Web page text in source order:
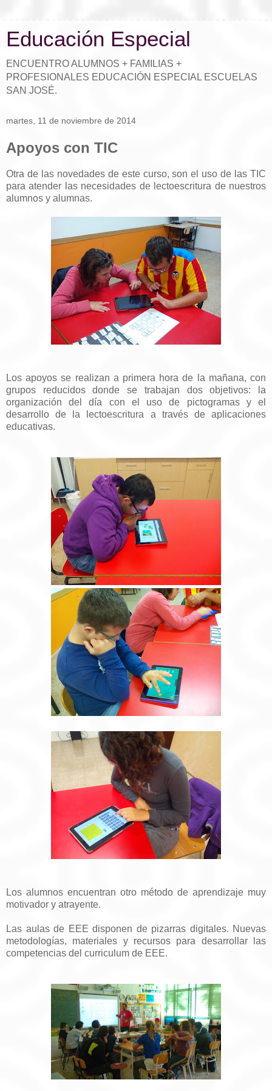
Educación Especial
ENCUENTRO ALUMNOS + FAMILIAS +
PROFESIONALES EDUCACIÓN ESPECIAL ESCUELAS
SAN JOSÉ.
martes, 11 de noviembre de 2014
Apoyos con TIC
Otra de las novedades de este curso, son el uso de las TIC
para atender las necesidades de lectoescritura de nuestros
alumnos y alumnas.
Los apoyos se realizan a primera hora de la mañana, con
grupos reducidos donde se trabajan dos objetivos: la
organización del día con el uso de pictogramas y el
desarrollo de la lectoescritura a través de aplicaciones
educativas.
Los alumnos encuentran otro método de aprendizaje muy
motivador y atrayente.
Las aulas de EEE disponen de pizarras digitales. Nuevas
metodologías, materiales y recursos para desarrollar las
competencias del curriculum de EEE.